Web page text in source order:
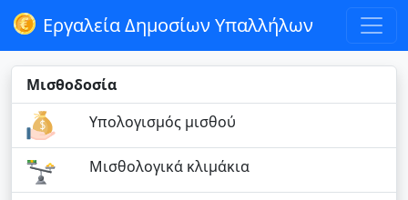
Εργαλεία Δημοσίων Υπαλλήλων
Μισθοδοσία
Υπολογισμός μισθού
Μισθολογικά κλιμάκια